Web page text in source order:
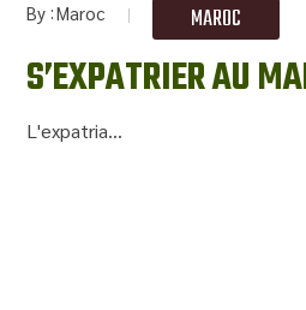
By Maroc MAROC
S’EXPATRIER AU
L'expatria...